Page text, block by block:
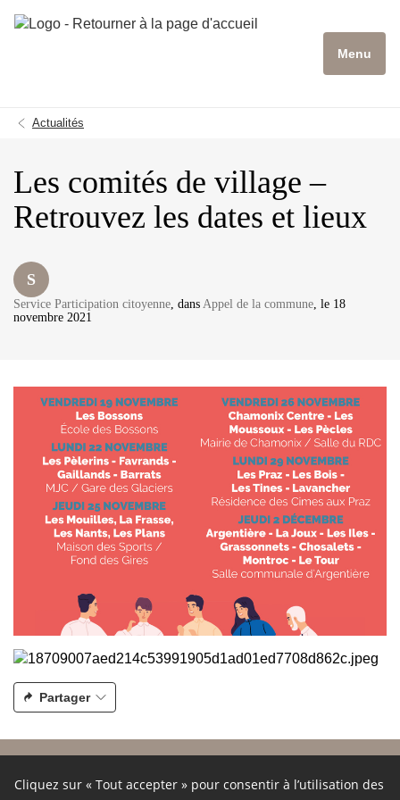
Menu
Actualités
Les comités de village –
Retrouvez les dates et lieux
S
Service Participation citoyenne, dans Appel de la commune, le 18
novembre 2021
Partager
Cliquez sur « Tout accepter » pour consentir à l’utilisation des
Ce site participatif a été réalisé grâce à la plateforme innovante de